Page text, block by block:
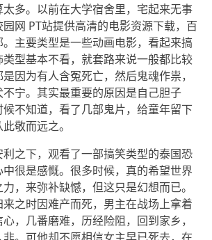
多。以前在大学宿舍里，宅起来无事
网 PT站提供高清的电影资源下载，百
主要类型是一些动画电影，看起来搞
型基本不看，就套路来说一般都比较
因为有人含冤死亡，然后鬼魂作祟，
宁。其实最重要的原因是自己胆子
不知道，看了几部鬼片，给童年留下
敬而远之。
之下，观看了一部搞笑类型的泰国恐
很是感慨。很多时候，真的希望世界
，来弥补缺憾，但这只是幻想而已。
之时因难产而死，男主在战场上拿着
，几番磨难，历经险阻，回到家乡，